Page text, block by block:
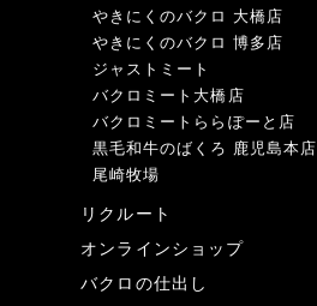
やきにくのバクロ 大橋店
やきにくのバクロ 博多店
ジャストミート
バクロミート大橋店
バクロミートららぽーと店
黒毛和牛のばくろ 鹿児島本店
尾崎牧場
リクルート
オンラインショップ
バクロの仕出し